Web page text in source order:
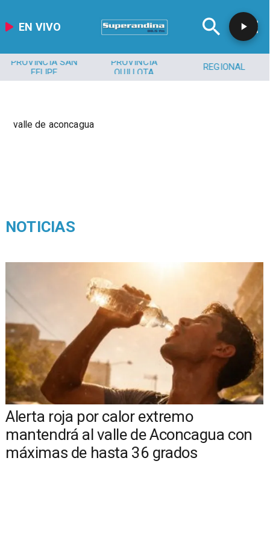
EN VIVO
PROVINCIA SAN
FELIPE
PROVINCIA
QUILLOTA
REGIONAL
valle de aconcagua
NOTICIAS
Alerta roja por calor extremo
mantendrá al valle de Aconcagua con
máximas de hasta 36 grados